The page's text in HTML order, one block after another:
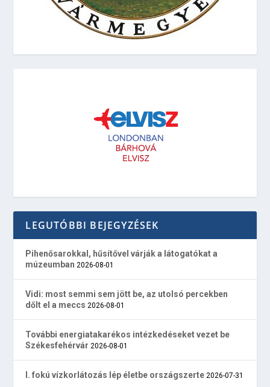
LEGUTÓBBI BEJEGYZÉSEK
Pihenősarokkal, hűsítővel várják a látogatókat a
múzeumban 2026-08-01
Vidi: most semmi sem jött be, az utolsó percekben
dőlt el a meccs 2026-08-01
További energiatakarékos intézkedéseket vezet be
Székesfehérvár 2026-08-01
I. fokú vízkorlátozás lép életbe országszerte 2026-07-31